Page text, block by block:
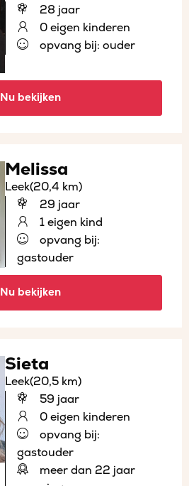
28 jaar
0 eigen kinderen
opvang bij: ouder
Nu bekijken
Melissa
Leek(20,4 km)
29 jaar
1 eigen kind
opvang bij:
gastouder
Nu bekijken
Sieta
Leek(20,5 km)
59 jaar
0 eigen kinderen
opvang bij:
gastouder
meer dan 22 jaar